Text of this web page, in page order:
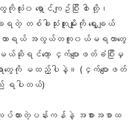
ကိုလုံး၀ ရှောင်ကျဥ်ပြီး ၀ါးတို့၊
တစ်ခါသုံးဘူးမျိုးကို ရွေးချယ်
ျားတာရယ် အလွယ်တကူ၀ယ်မရတာတွေ
မယ်ဆိုရင်တော့ ငှက်ပျောဖတ်ခံပြီးမှ
တွေကို မထည့်ပါနဲ့။ (ငှက်ပျောဖတ်
ရပါတယ်)
ားတဲ့ပန်းကန်နဲ့ အစားအစာထ